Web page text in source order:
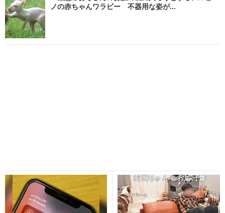
ノの赤ちゃんワラビー 不器用な姿が...